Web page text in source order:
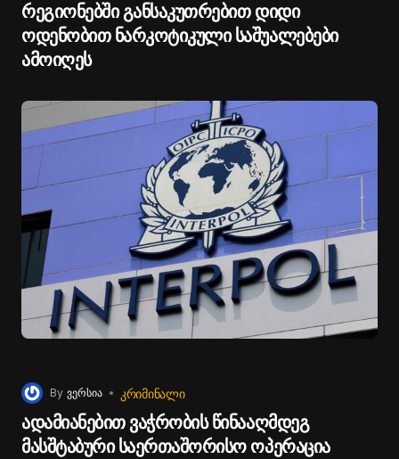
რეგიონებში განსაკუთრებით დიდი
ოდენობით ნარკოტიკული საშუალებები
ამოიღეს
By ვერსია ᲙᲠᲘᲛᲘᲜᲐᲚᲘ
ადამიანებით ვაჭრობის წინააღმდეგ
მასშტაბური საერთაშორისო ოპერაცია